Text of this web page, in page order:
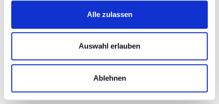
Alle zulassen
Auswahl erlauben
Ablehnen